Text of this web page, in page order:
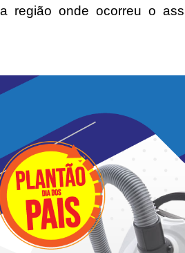
região onde ocorreu o